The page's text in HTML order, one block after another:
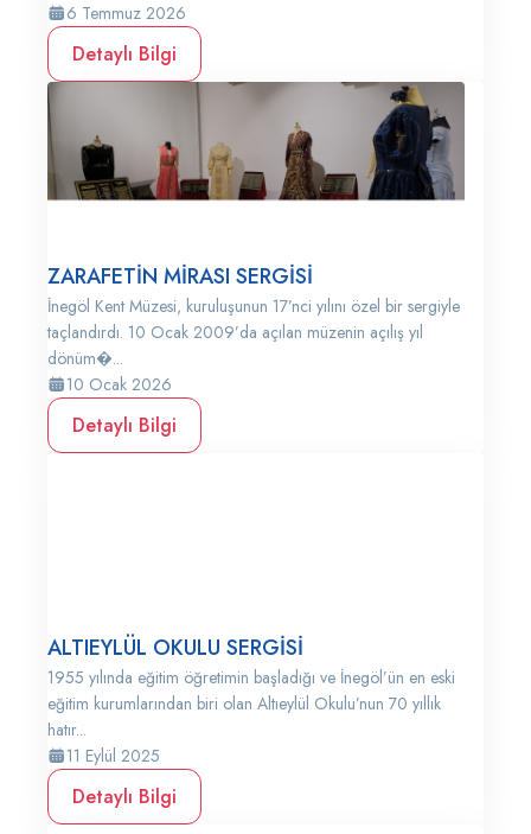
6 Temmuz 2026
Detaylı Bilgi
ZARAFETİN MİRASI SERGİSİ
İnegöl Kent Müzesi, kuruluşunun 17’nci yılını özel bir sergiyle
taçlandırdı. 10 Ocak 2009’da açılan müzenin açılış yıl
dönüm�...
10 Ocak 2026
Detaylı Bilgi
ALTIEYLÜL OKULU SERGİSİ
1955 yılında eğitim öğretimin başladığı ve İnegöl’ün en eski
eğitim kurumlarından biri olan Altıeylül Okulu’nun 70 yıllık
hatır...
11 Eylül 2025
Detaylı Bilgi